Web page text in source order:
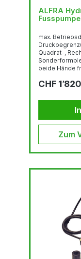
ALFRA
Fusspumpe
max.
Quadrat-,
beide Hände
der
Tankvolumen 270 cm³ Nutzbares Ölvolumen 210
cm³ Fördermenge 1,7 cm³ je
Hydraulik-
CHF
Zum